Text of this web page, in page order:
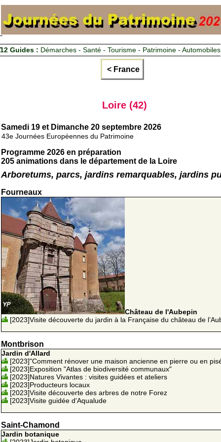
12 Guides : Démarches - Santé - Tourisme - Patrimoine - Automobiles
< France
Loire (42)
Samedi 19 et Dimanche 20 septembre 2026
43e Journées Européennes du Patrimoine
Programme 2026 en préparation
205 animations dans le département de la Loire
Arboretums, parcs, jardins remarquables, jardins
Fourneaux
Château de l'Aubepin
[2023]Visite découverte du jardin à la Française du château de
Montbrison
Jardin d'Allard
[2023]"Comment rénover une maison ancienne en pierre ou en
[2023]Exposition "Atlas de biodiversité communaux"
[2023]Natures Vivantes : visites guidées et ateliers
[2023]Producteurs locaux
[2023]Visite découverte des arbres de notre Forez
[2023]Visite guidée d'Aqualude
Saint-Chamond
Jardin botanique